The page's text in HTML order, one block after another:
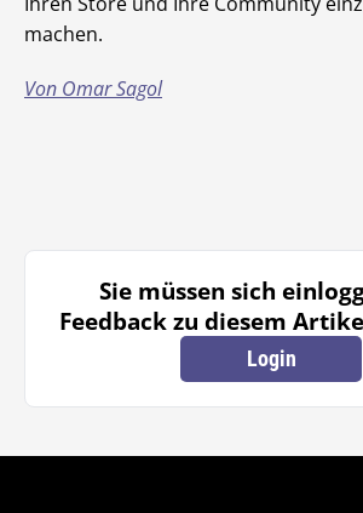
machen.
Von Omar Sagol
Sie müssen sich
Feedback zu diesem
Login